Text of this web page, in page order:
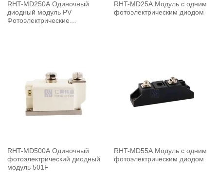
RHT-MD250A Одиночный
диодный модуль PV
Фотоэлектрические
RHT-MD25A Модуль с одним
фотоэлектрическим диодом
RHT-MD500A Одиночный
фотоэлектрический диодный
модуль 501F
RHT-MD55A Модуль с одним
фотоэлектрическим диодом